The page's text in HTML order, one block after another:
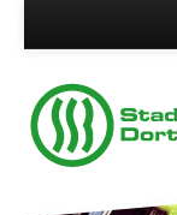
Suche
Kontakt
Impressum